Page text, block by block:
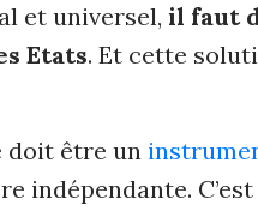
et universel, il faut
Etats. Et cette
doit être un
indépendante.